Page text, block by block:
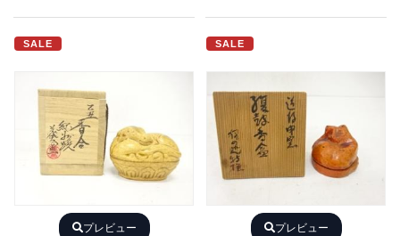
SALE
プレビュー
SALE
プレビュー